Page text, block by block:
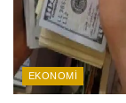
EKONOMI